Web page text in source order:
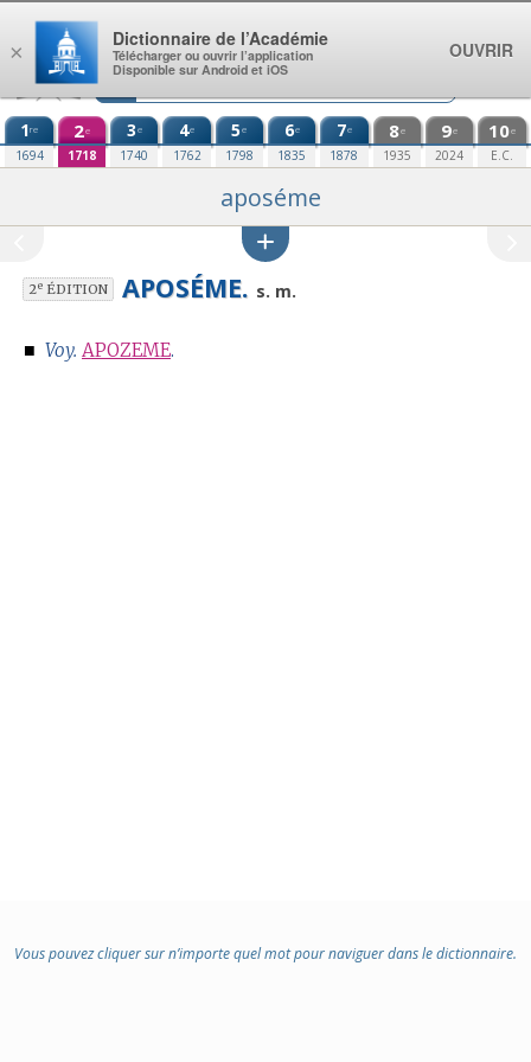
Aller au contenu
1re
1694
2e
1718
3e
1740
4e
1762
5e
1798
6e
1835
7e
1878
8e
1935
9e
2024
10e
E.C.
aposéme
2eÉDITION APOSÉME. s. m.
■ Voy. APOZEME.
Vous pouvez cliquer sur n’importe quel mot pour naviguer dans le dictionnaire.
×
Dictionnaire de l’Académie
Télécharger ou ouvrir l’application
Disponible sur Android et iOS
OUVRIR